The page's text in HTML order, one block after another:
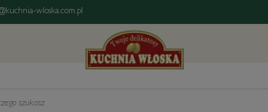
wloska.com.pl